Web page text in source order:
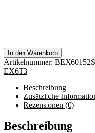
In den Warenkorb
Artikelnummer:
EX6T3
Beschreibung
Zusätzliche
Rezensionen (0)
Beschreibung